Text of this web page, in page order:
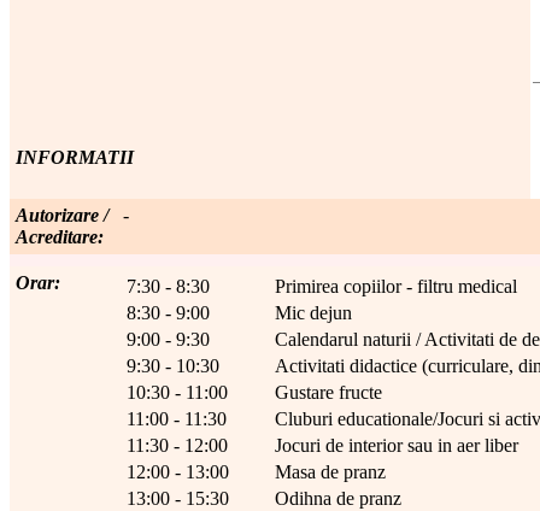
INFORMATII
Autorizare /
Acreditare:
-
Orar: 7:30 - 8:30
Primirea copiilor - filtru medical
8:30 - 9:00
Mic dejun
9:00 - 9:30
Calendarul naturii / Activitati de
9:30 - 10:30
Activitati didactice (curriculare,
10:30 - 11:00
Gustare fructe
11:00 - 11:30
Cluburi educationale/Jocuri si
11:30 - 12:00
Jocuri de interior sau in aer liber
12:00 - 13:00
Masa de pranz
13:00 - 15:30
Odihna de pranz